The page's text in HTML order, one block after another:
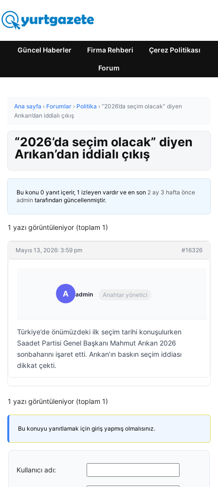
Güncel Haberler Firma Rehberi Çerez Politikası
Forum
Ana sayfa › Forumlar › Politika › “2026’da seçim olacak” diyen
Arıkan’dan iddialı çıkış
“2026’da seçim olacak” diyen
Arıkan’dan iddialı çıkış
Bu konu 0 yanıt içerir, 1 izleyen vardır ve en son 2 ay 3 hafta önce
admin tarafından güncellenmiştir.
1 yazı görüntüleniyor (toplam 1)
Mayıs 13, 2026: 3:59 pm #16326
A admin Anahtar yönetici
Türkiye’de önümüzdeki ilk seçim tarihi konuşulurken
Saadet Partisi Genel Başkanı Mahmut Arıkan 2026
sonbaharını işaret etti. Arıkan’ın baskın seçim iddiası
dikkat çekti.
1 yazı görüntüleniyor (toplam 1)
Bu konuyu yanıtlamak için giriş yapmış olmalısınız.
Kullanıcı adı: